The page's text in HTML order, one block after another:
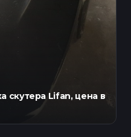
скутера Lifan, цена в